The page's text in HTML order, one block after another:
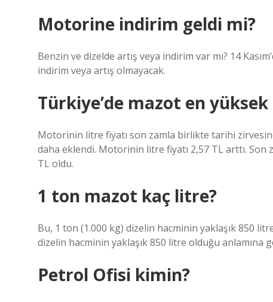
Motorine indirim geldi mi?
Benzin ve dizelde artış veya indirim var mı? 14
indirim veya artış olmayacak.
Türkiye’de mazot en yüksek
Motorinin litre fiyatı son zamla birlikte tarihi
daha eklendi. Motorinin litre fiyatı 2,57 TL arttı.
TL oldu.
1 ton mazot kaç litre?
Bu, 1 ton (1.000 kg) dizelin hacminin yaklaşık 850
dizelin hacminin yaklaşık 850 litre olduğu anlamına
Petrol Ofisi kimin?